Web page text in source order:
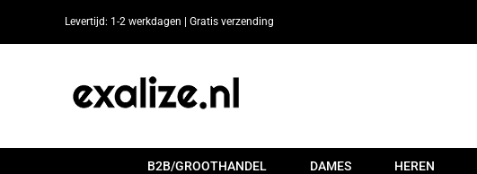
Levertijd: 1-2 werkdagen | Gratis verzending
B2B/GROOTHANDEL DAMES HEREN